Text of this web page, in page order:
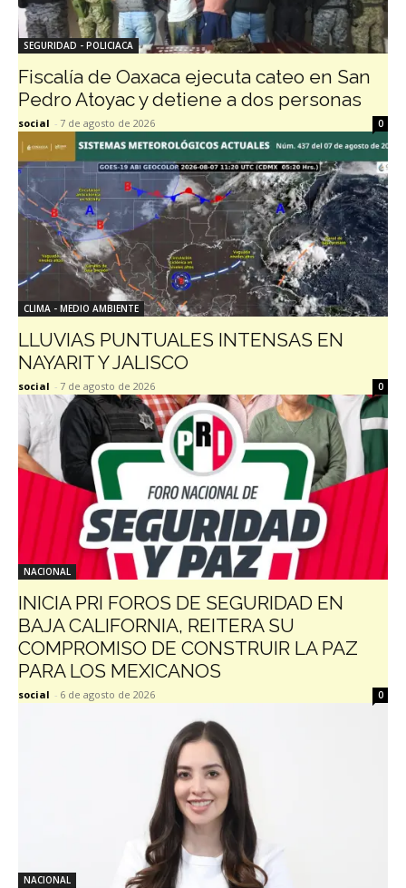
SEGURIDAD - POLICIACA
Fiscalía de Oaxaca ejecuta cateo en San
Pedro Atoyac y detiene a dos personas
social - 7 de agosto de 2026 0
CLIMA - MEDIO AMBIENTE
LLUVIAS PUNTUALES INTENSAS EN
NAYARIT Y JALISCO
social - 7 de agosto de 2026 0
NACIONAL
INICIA PRI FOROS DE SEGURIDAD EN
BAJA CALIFORNIA, REITERA SU
COMPROMISO DE CONSTRUIR LA PAZ
PARA LOS MEXICANOS
social - 6 de agosto de 2026 0
NACIONAL